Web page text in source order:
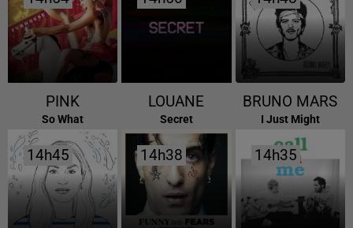
PINK
So What
LOUANE
Secret
BRUNO MARS
I Just Might
14h45
14h45 14h38
14h38 14h35
14h35